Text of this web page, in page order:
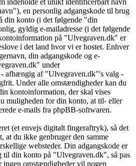
indeholde et unikt identificerbart navn
en personlig adgangskode til brug
din konto (i det følgende "din
gyldig e-mailadresse (i det følgende
på "Ulvegraven.dk" er
i det land hvor vi er hostet. Enhver
din adgangskode og e-
under
- afhængig af "Ulvegraven.dk"'s valg -
Under alle omstændigheder kan du
kontoinformation, der skal vises
muligheden for din konto, at til- eller
e-mails fra phpBB-softwaren.
(et envejs digitalt fingeraftryk), så det
at du ikke genbruger den samme
websteder. Din adgangskode er
din konto på "Ulvegraven.dk", så pas
ingen omstændigheder vil nogen